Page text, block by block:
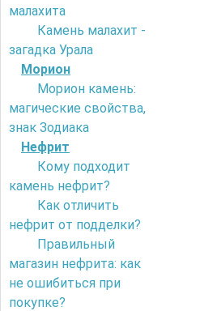
малахита
Камень малахит -
загадка Урала
Морион
Морион камень:
магические свойства,
знак Зодиака
Нефрит
Кому подходит
камень нефрит?
Как отличить
нефрит от подделки?
Правильный
магазин нефрита: как
не ошибиться при
покупке?